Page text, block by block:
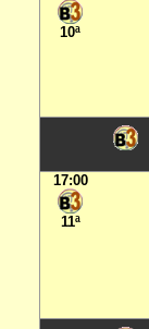
10ª
17:00
11ª